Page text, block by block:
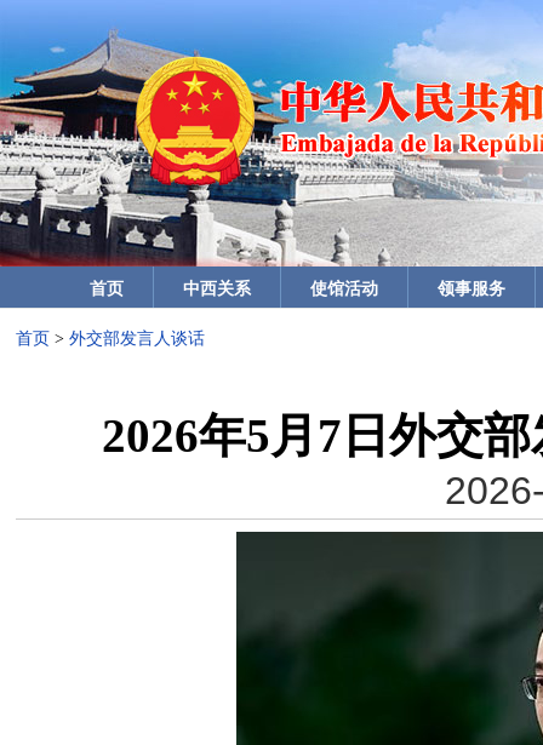
首页 中西关系 使馆活动 领事服务
首页 > 外交部发言人谈话
2026年5月7日外交